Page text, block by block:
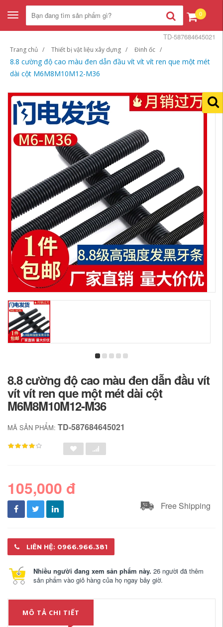
Toggle
navigation
0
Trang chủ Thiết bị vật liệu xây dựng Đinh ốc
8.8 cường độ cao màu đen dẫn đầu vít vít vít ren que một mét
dài cột M6M8M10M12-M36
TD-587684645021
8.8 cường độ cao màu đen dẫn đầu vít
vít vít ren que một mét dài cột
M6M8M10M12-M36
MÃ SẢN PHẨM: TD-587684645021
105,000 đ
Free Shipping
LIÊN HỆ: 0966.966.381
Nhiều người đang xem sản phẩm này. 26 người đã thêm
sản phẩm vào giỏ hàng của họ ngay bây giờ.
MÔ TẢ CHI TIẾT